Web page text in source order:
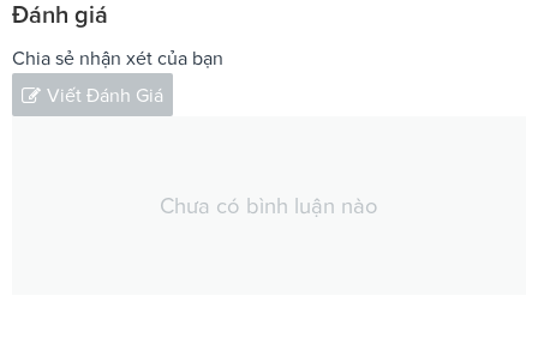
Đánh giá
Chia sẻ nhận xét của bạn
Viết Đánh Giá
Chưa có bình luận nào